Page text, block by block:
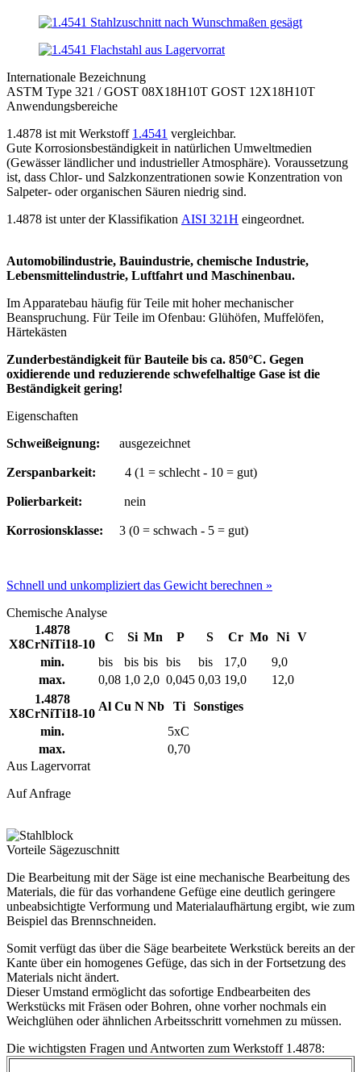
Internationale Bezeichnung
ASTM Type 321 / GOST 08X18H10T GOST 12X18H10T
Anwendungsbereiche
1.4878 ist mit Werkstoff 1.4541 vergleichbar.
Gute Korrosionsbeständigkeit in natürlichen Umweltmedien
(Gewässer ländlicher und industrieller Atmosphäre). Voraussetzung
ist, dass Chlor- und Salzkonzentrationen sowie Konzentration von
Salpeter- oder organischen Säuren niedrig sind.
1.4878 ist unter der Klassifikation AISI 321H eingeordnet.
Automobilindustrie, Bauindustrie, chemische Industrie,
Lebensmittelindustrie, Luftfahrt und Maschinenbau.
Im Apparatebau häufig für Teile mit hoher mechanischer
Beanspruchung. Für Teile im Ofenbau: Glühöfen, Muffelöfen,
Härtekästen
Zunderbeständigkeit für Bauteile bis ca. 850°C. Gegen
oxidierende und reduzierende schwefelhaltige Gase ist die
Beständigkeit gering!
Eigenschaften
Schweißeignung: ausgezeichnet
Zerspanbarkeit: 4 (1 = schlecht - 10 = gut)
Polierbarkeit: nein
Korrosionsklasse: 3 (0 = schwach - 5 = gut)
Schnell und unkompliziert das Gewicht berechnen »
Chemische Analyse
1.4878
X8CrNiTi18-10
C Si Mn P S Cr Mo Ni V
min.
bis bis bis bis bis 17,0
9,0
max.
0,08 1,0 2,0 0,045 0,03 19,0
12,0
1.4878
X8CrNiTi18-10
Al Cu N Nb Ti
Sonstiges
min.
5xC
max.
0,70
Aus Lagervorrat
Auf Anfrage
Vorteile Sägezuschnitt
Die Bearbeitung mit der Säge ist eine mechanische Bearbeitung des
Materials, die für das vorhandene Gefüge eine deutlich geringere
unbeabsichtigte Verformung und Materialaufhärtung ergibt, wie zum
Beispiel das Brennschneiden.
Somit verfügt das über die Säge bearbeitete Werkstück bereits an der
Kante über ein homogenes Gefüge, das sich in der Fortsetzung des
Materials nicht ändert.
Dieser Umstand ermöglicht das sofortige Endbearbeiten des
Werkstücks mit Fräsen oder Bohren, ohne vorher nochmals ein
Weichglühen oder ähnlichen Arbeitsschritt vornehmen zu müssen.
Die wichtigsten Fragen und Antworten zum Werkstoff 1.4878: